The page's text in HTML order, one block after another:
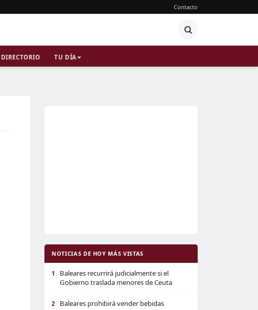
Contacto
DIRECTORIO TU DÍA
NOTICIAS DE HOY MÁS VISTAS
1
Baleares recurrirá judicialmente si el
Gobierno traslada menores de Ceuta
2
Baleares prohibirá vender bebidas